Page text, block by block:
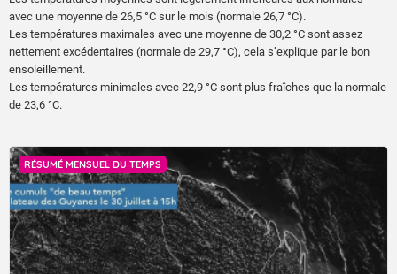
avec une moyenne de 26,5 °C sur le mois (normale 26,7 °C).
Les températures maximales avec une moyenne de 30,2 °C sont assez
nettement excédentaires (normale de 29,7 °C), cela s’explique par le bon
ensoleillement.
Les températures minimales avec 22,9 °C sont plus fraîches que la normale
de 23,6 °C.
RÉSUMÉ MENSUEL DU TEMPS